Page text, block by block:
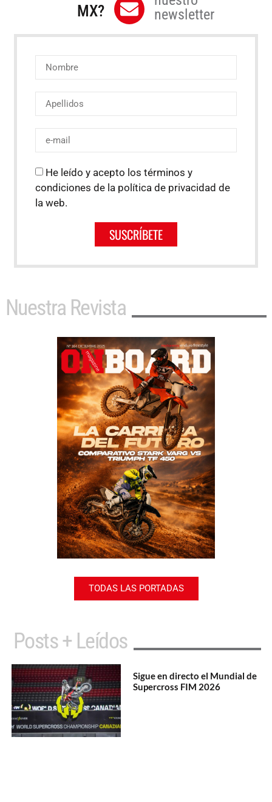
MX?
newsletter
He leído y acepto los términos y
condiciones de la política de privacidad de
la web.
SUSCRÍBETE
Nuestra Revista
TODAS LAS PORTADAS
Posts + Leídos
Sigue en directo el Mundial de
Supercross FIM 2026